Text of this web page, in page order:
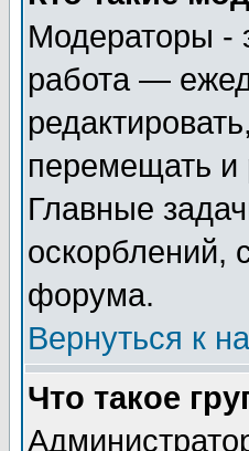
Модераторы -
работа —
перемещать и
Главные
оскорблений,
форума.
Вернуться к
Что такое